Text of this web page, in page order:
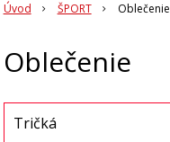
Úvod ŠPORT Oblečenie
Oblečenie
Tričká